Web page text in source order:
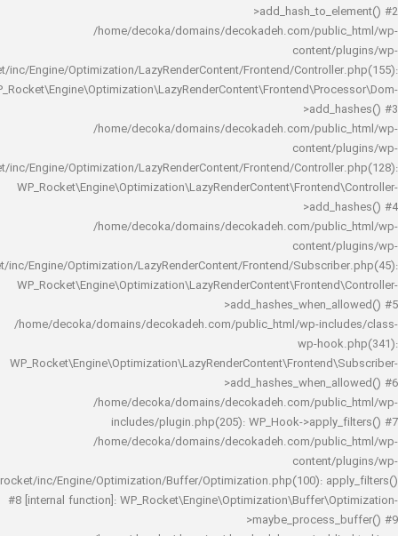
/home/decoka/domains/decokadeh.com/
rocket/inc/Engine/Optimization/LazyRenderContent/Frontend/
/home/decoka/domains/decokadeh.com/
rocket/inc/Engine/Optimization/LazyRenderContent/Frontend/
/home/decoka/domains/decokadeh.com/
rocket/inc/Engine/Optimization/LazyRenderContent/Frontend/
/home/decoka/domains/decokadeh.com/public_html/wp-
wp-
/home/decoka/domains/decokadeh.com/
includes/plugin.php(205): WP_Hook-
/home/decoka/domains/decokadeh.com/
rocket/inc/Engine/Optimization/Buffer/Optimization.php(100):
#8 [internal function]: